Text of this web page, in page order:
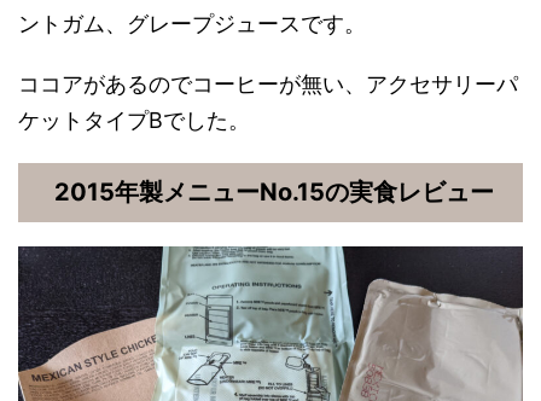
ントガム、グレープジュースです。
ココアがあるのでコーヒーが無い、アクセサリーパ
ケットタイプBでした。
2015年製メニューNo.15の実食レビュー